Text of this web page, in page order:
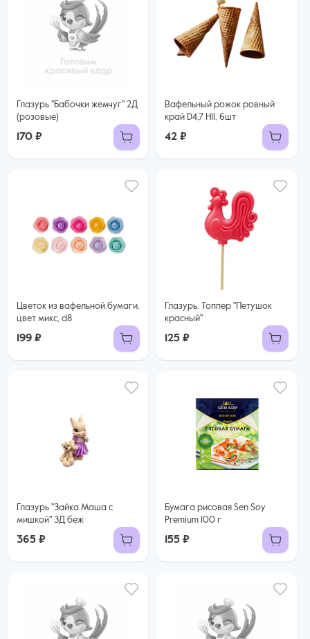
Глазурь "Бабочки жемчуг" 2Д
(розовые)
170 ₽
Вафельный рожок ровный
край D4,7 H11, 6шт
42 ₽
Цветок из вафельной бумаги,
цвет микс, d8
199 ₽
Глазурь. Топпер "Петушок
красный"
125 ₽
Глазурь "Зайка Маша с
мишкой" ЗД беж
365 ₽
Бумага рисовая Sen Soy
Premium 100 г
155 ₽